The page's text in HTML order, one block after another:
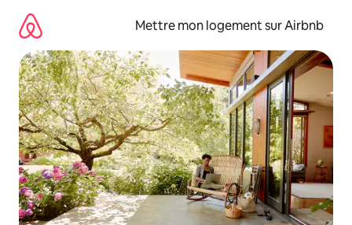
directement
contenu
Mettre mon logement sur Airbnb